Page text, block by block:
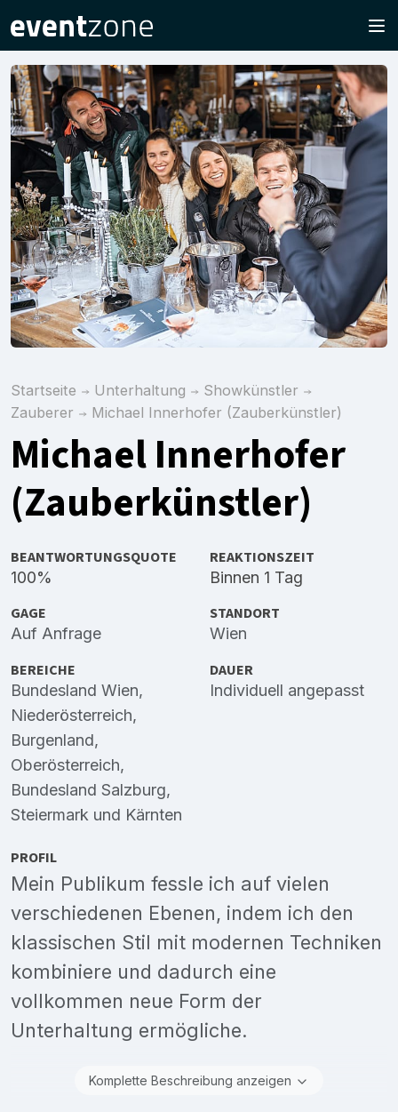
Startseite Unterhaltung
Showkünstler
Zauberer
Michael Innerhofer (Zauberkünstler)
Michael Innerhofer
(Zauberkünstler)
BEANTWORTUNGSQUOTE
100%
REAKTIONSZEIT
Binnen 1 Tag
GAGE
Auf Anfrage
STANDORT
Wien
BEREICHE
Bundesland Wien,
Niederösterreich,
Burgenland,
Oberösterreich,
Bundesland Salzburg,
Steiermark und Kärnten
DAUER
Individuell angepasst
PROFIL
Mein Publikum fessle ich auf vielen
verschiedenen Ebenen, indem ich den
klassischen Stil mit modernen Techniken
kombiniere und dadurch eine
vollkommen neue Form der
Unterhaltung ermögliche.
Komplette Beschreibung anzeigen